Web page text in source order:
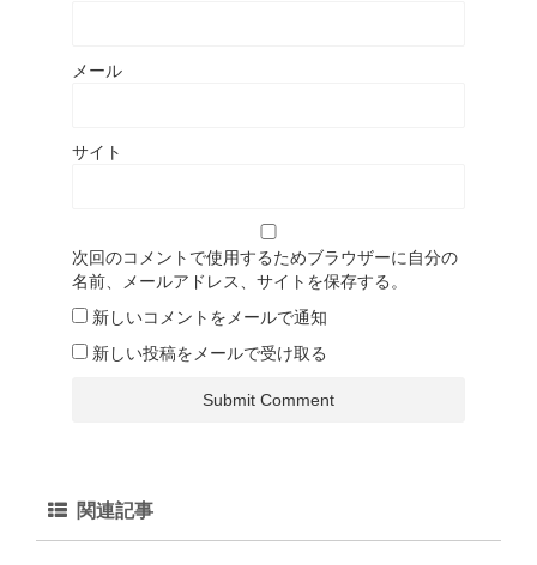
メール
サイト
次回のコメントで使用するためブラウザーに自分の
名前、メールアドレス、サイトを保存する。
新しいコメントをメールで通知
新しい投稿をメールで受け取る
関連記事